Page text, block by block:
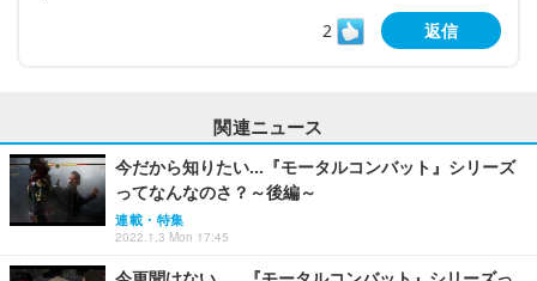
2
返信
関連ニュース
今だから知りたい…『モータルコンバット』シリーズ
ってなんなのさ？～後編～
連載・特集
2022.1.3 Mon 17:45